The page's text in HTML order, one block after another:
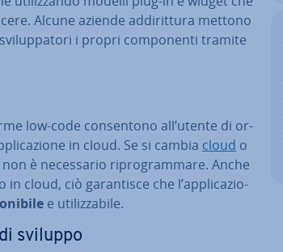
Alcune aziende ad­di­rit­tu­ra mettono
i propri com­po­nen­ti tramite
low-code con­sen­to­no all’utente di or­
in cloud. Se si cambia cloud o
non è ne­ces­sa­rio ri­pro­gram­ma­re. Anche
in cloud, ciò ga­ran­ti­sce che l’ap­pli­ca­zio­
e uti­liz­za­bi­le.
sviluppo